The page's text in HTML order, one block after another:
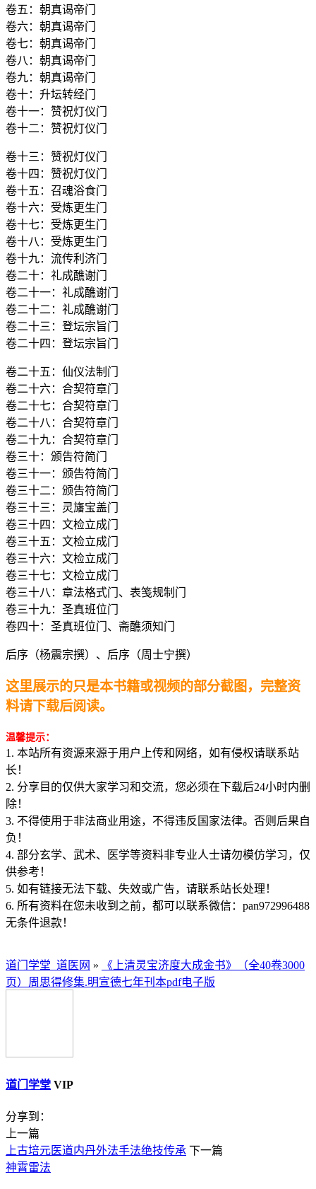
卷五：朝真谒帝门
卷六：朝真谒帝门
卷七：朝真谒帝门
卷八：朝真谒帝门
卷九：朝真谒帝门
卷十：升坛转经门
卷十一：赞祝灯仪门
卷十二：赞祝灯仪门
卷十三：赞祝灯仪门
卷十四：赞祝灯仪门
卷十五：召魂浴食门
卷十六：受炼更生门
卷十七：受炼更生门
卷十八：受炼更生门
卷十九：流传利济门
卷二十：礼成醮谢门
卷二十一：礼成醮谢门
卷二十二：礼成醮谢门
卷二十三：登坛宗旨门
卷二十四：登坛宗旨门
卷二十五：仙仪法制门
卷二十六：合契符章门
卷二十七：合契符章门
卷二十八：合契符章门
卷二十九：合契符章门
卷三十：颁告符简门
卷三十一：颁告符简门
卷三十二：颁告符简门
卷三十三：灵旛宝盖门
卷三十四：文检立成门
卷三十五：文检立成门
卷三十六：文检立成门
卷三十七：文检立成门
卷三十八：章法格式门、表笺规制门
卷三十九：圣真班位门
卷四十：圣真班位门、斋醮须知门
后序（杨震宗撰）、后序（周士宁撰）
这里展示的只是本书籍或视频的部分截图，完整资
料请下载后阅读。
温馨提示：
1. 本站所有资源来源于用户上传和网络，如有侵权请联系站
长！
2. 分享目的仅供大家学习和交流，您必须在下载后24小时内删
除！
3. 不得使用于非法商业用途，不得违反国家法律。否则后果自
负！
4. 部分玄学、武术、医学等资料非专业人士请勿模仿学习，仅
供参考！
5. 如有链接无法下载、失效或广告，请联系站长处理！
6. 所有资料在您未收到之前，都可以联系微信：pan972996488
无条件退款！
道门学堂_道医网 »
《上清灵宝济度大成金书》（全40卷3000
页）周思得修集.明宣德七年刊本pdf电子版
道门学堂 VIP
分享到：
上一篇
上古培元医道内丹外法手法绝技传承 下一篇
神霄雷法